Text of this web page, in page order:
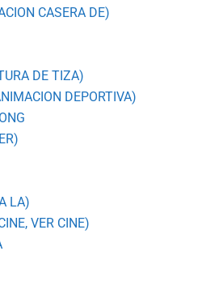
CASERA DE)
DE TIZA)
DEPORTIVA)
LA)
VER CINE)